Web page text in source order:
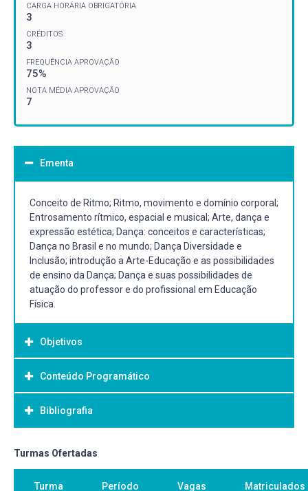
CARGA HORÁRIA OBRIGATÓRIA
3
CRÉDITOS
3
FREQUÊNCIA APROVAÇÃO
75%
NOTA MÉDIA APROVAÇÃO
7
Ementa
Conceito de Ritmo; Ritmo, movimento e domínio corporal;
Entrosamento rítmico, espacial e musical; Arte, dança e
expressão estética; Dança: conceitos e características;
Dança no Brasil e no mundo; Dança Diversidade e
Inclusão; introdução a Arte-Educação e as possibilidades
de ensino da Dança; Dança e suas possibilidades de
atuação do professor e do profissional em Educação
Física.
Objetivos
Objetivo Geral:
Problematizar e experienciar os fundamentos estéticos,
históricos, culturais, técnicos e pedagógicos da dança de
saber no contexto da atuação do profissional de
Conteúdo Programático
Bibliografia
Bibliografia Básica:
CLARO, E.E. Método Dança Educação Física, uma reflexão
sobre consciência corporal e Profissional. São Paulo:
Turmas Ofertadas
Turma Período Vagas Matriculados